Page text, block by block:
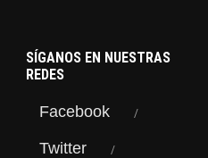
SÍGANOS EN NUESTRAS
REDES
Facebook
Twitter